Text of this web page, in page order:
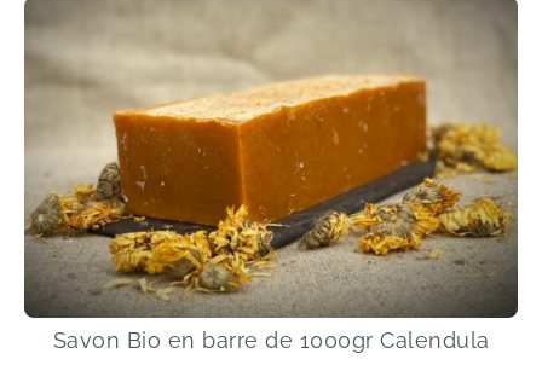
Savon Bio en barre de 1000gr Calendula